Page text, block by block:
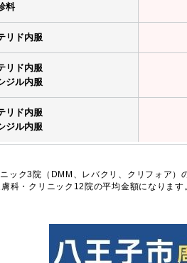
料
リド内服
リド内服
ジル内服
リド内服
ジル内服
ック3院（DMM、レバクリ、クリフォア）
科・クリニック12院の平均金額になります